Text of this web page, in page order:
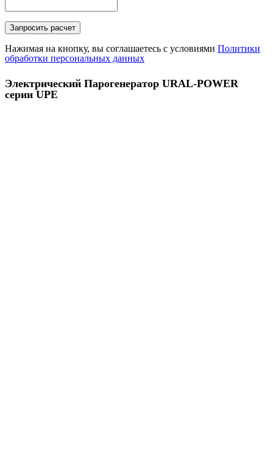
Нажимая на кнопку, вы соглашаетесь с условиями Политики
обработки персональных данных
Электрический Парогенератор URAL-POWER
серии UPE